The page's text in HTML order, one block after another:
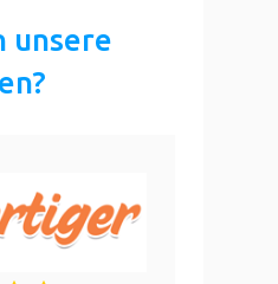
unsere